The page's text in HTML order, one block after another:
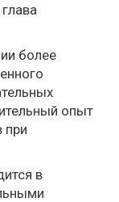
более
опыт
при
в